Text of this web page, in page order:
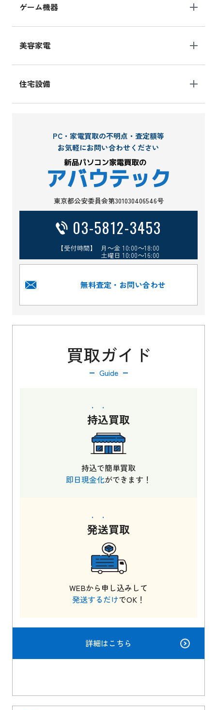
ゲーム機器
美容家電
住宅設備
PC・家電買取の不明点・査定額等
お気軽にお問い合わせください
東京都公安委員会第301030406546号
03-5812-3453
【受付時間】 月～金 10:00～18:00
土曜日 10:00～16:00
無料査定・お問い合わせ
買取ガイド
Guide
持込買取
持込で簡単買取
即日現金化ができます！
発送買取
WEBから申し込みして
発送するだけでOK！
詳細はこちら